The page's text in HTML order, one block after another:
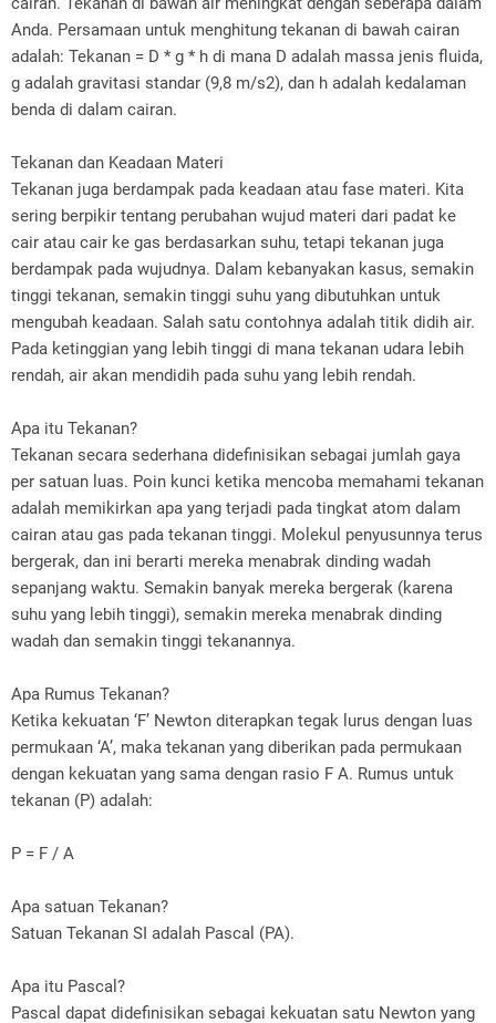
Anda. Persamaan untuk menghitung tekanan di bawah cairan
adalah: Tekanan = D * g * h di mana D adalah massa jenis fluida,
g adalah gravitasi standar (9,8 m/s2), dan h adalah kedalaman
benda di dalam cairan.
Tekanan dan Keadaan Materi
Tekanan juga berdampak pada keadaan atau fase materi. Kita
sering berpikir tentang perubahan wujud materi dari padat ke
cair atau cair ke gas berdasarkan suhu, tetapi tekanan juga
berdampak pada wujudnya. Dalam kebanyakan kasus, semakin
tinggi tekanan, semakin tinggi suhu yang dibutuhkan untuk
mengubah keadaan. Salah satu contohnya adalah titik didih air.
Pada ketinggian yang lebih tinggi di mana tekanan udara lebih
rendah, air akan mendidih pada suhu yang lebih rendah.
Apa itu Tekanan?
Tekanan secara sederhana didefinisikan sebagai jumlah gaya
per satuan luas. Poin kunci ketika mencoba memahami tekanan
adalah memikirkan apa yang terjadi pada tingkat atom dalam
cairan atau gas pada tekanan tinggi. Molekul penyusunnya terus
bergerak, dan ini berarti mereka menabrak dinding wadah
sepanjang waktu. Semakin banyak mereka bergerak (karena
suhu yang lebih tinggi), semakin mereka menabrak dinding
wadah dan semakin tinggi tekanannya.
Apa Rumus Tekanan?
Ketika kekuatan ‘F’ Newton diterapkan tegak lurus dengan luas
permukaan ‘A’, maka tekanan yang diberikan pada permukaan
dengan kekuatan yang sama dengan rasio F A. Rumus untuk
tekanan (P) adalah:
P = F / A
Apa satuan Tekanan?
Satuan Tekanan SI adalah Pascal (PA).
Apa itu Pascal?
Pascal dapat didefinisikan sebagai kekuatan satu Newton yang